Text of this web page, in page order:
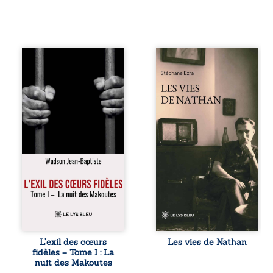
« Une nuit suffit
parfois pour briser
une famille… mais
certaines fidélités
traversent les
années. » Haïti,
sous la dictature
des Duvalier. La
peur s’étend
jusque dans les
villages les plus
reculés. À Bainet,
Jean-Joël Joli
mène une
avec sa famille.
respecté, il refuse
pourtant de
fermer les yeux
sur l’injustice.
L’exil des cœurs
fidèles – Tome I : La
nuit des Makoutes
Les vies de
Nathan est un
né en trois jours,
au printemps
2026. Pour la
première fois,
Stéphane Ezra,
médium, a pu
communiquer
avec son père,
disparu depuis
plus de vingt ans
et qu’il n’a jamais
connu. De ce
dialogue par-delà
la mort naissent
des poèmes qui
retracent une vie
Les vies de Nathan